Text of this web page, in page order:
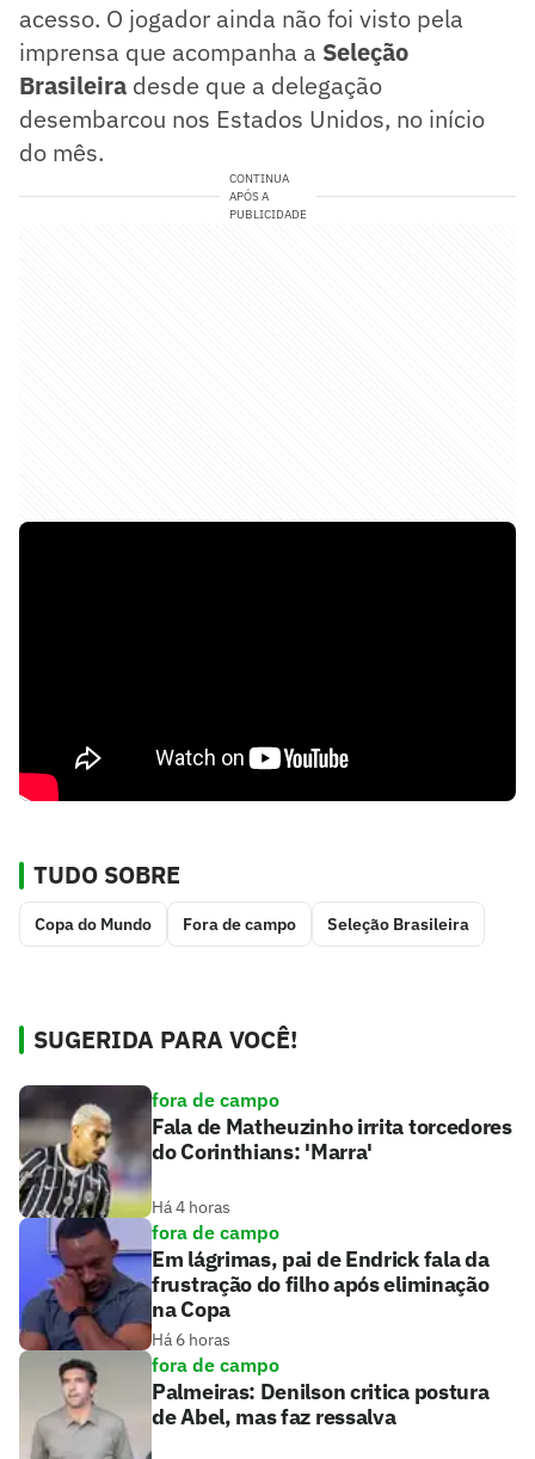
acesso. O jogador ainda não foi visto pela
imprensa que acompanha a Seleção
Brasileira desde que a delegação
desembarcou nos Estados Unidos, no início
do mês.
CONTINUA
APÓS A
PUBLICIDADE
TUDO SOBRE
Copa do Mundo Fora de campo Seleção Brasileira
SUGERIDA PARA VOCÊ!
fora de campo
Fala de Matheuzinho irrita torcedores
do Corinthians: 'Marra'
Há 4 horas
fora de campo
Em lágrimas, pai de Endrick fala da
frustração do filho após eliminação
na Copa
Há 6 horas
fora de campo
Palmeiras: Denilson critica postura
de Abel, mas faz ressalva